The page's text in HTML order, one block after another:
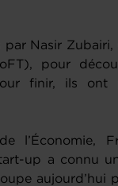
par Nasir
pour
finir, ils ont
l’Économie,
up a connu
aujourd’hui